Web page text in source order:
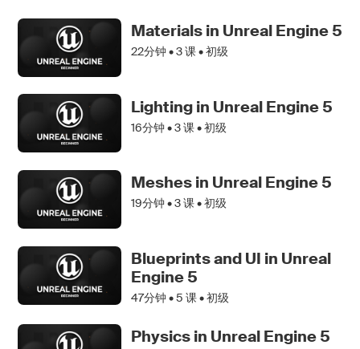
Materials in Unreal Engine 5
22分钟 •3课 • 初级
Lighting in Unreal Engine 5
16分钟 •3课 • 初级
Meshes in Unreal Engine 5
19分钟 •3课 • 初级
Blueprints and UI in Unreal
Engine 5
47分钟 •5 课 • 初级
Physics in Unreal Engine 5